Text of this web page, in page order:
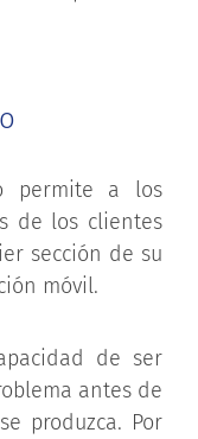
permite a los
de los clientes
sección de su
móvil.
de ser
antes de
produzca. Por